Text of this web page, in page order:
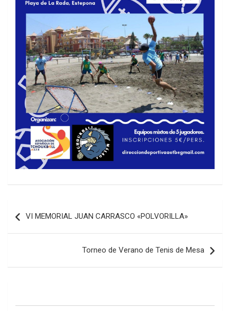
de
VI MEMORIAL JUAN CARRASCO «POLVORILLA»
Torneo de Verano de Tenis de Mesa